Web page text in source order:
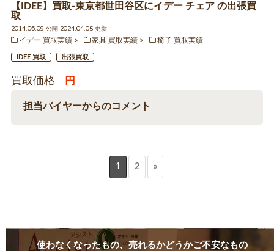
【IDEE】買取-東京都世田谷区にイデー チェア の出張買
取
2014.06.09 公開 2024.04.05 更新
イデー 買取実績
家具 買取実績 椅子 買取実績
IDEE 買取 出張買取
買取価格 円
担当バイヤーからのコメント
1 2 »
使わなくなったもの、売れるかどうかご不安なもの